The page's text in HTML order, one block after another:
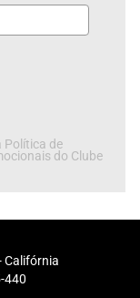
Política de
do Clube
Califórnia
440